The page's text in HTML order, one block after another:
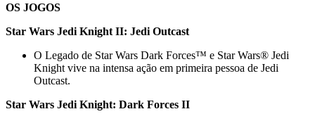
OS JOGOS
Star Wars Jedi Knight II: Jedi Outcast
O Legado de Star Wars Dark Forces™ e Star Wars® Jedi
Knight vive na intensa ação em primeira pessoa de Jedi
Outcast.
Star Wars Jedi Knight: Dark Forces II